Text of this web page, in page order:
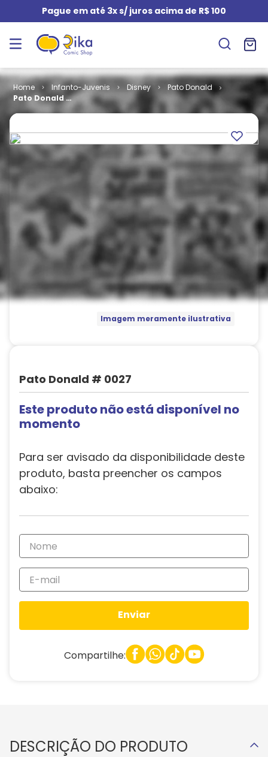
Pague em até 3x s/ juros acima de R$ 100
Infanto-Juvenis Disney
Pato Donald
Pato Donald #
0027
Imagem meramente ilustrativa
Pato Donald # 0027
Este produto não está disponível no
momento
Para ser avisado da disponibilidade deste
produto, basta preencher os campos
abaixo:
Enviar
Compartilhe:
DESCRIÇÃO DO PRODUTO